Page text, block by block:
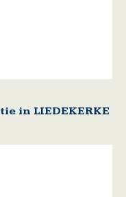
in LIEDEKERKE